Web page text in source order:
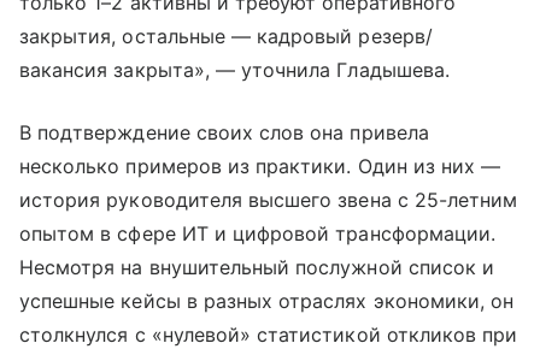
закрытия, остальные — кадровый резерв/
вакансия закрыта», — уточнила Гладышева.
В подтверждение своих слов она привела
несколько примеров из практики. Один из них —
история руководителя высшего звена с 25-летним
опытом в сфере ИТ и цифровой трансформации.
Несмотря на внушительный послужной список и
успешные кейсы в разных отраслях экономики, он
столкнулся с «нулевой» статистикой откликов при